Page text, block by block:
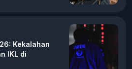
Kekalahan
IKL di